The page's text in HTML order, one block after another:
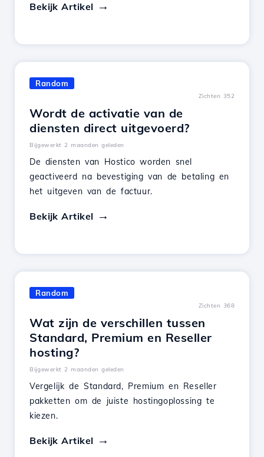
Bekijk Artikel
Random
Zichten 352
Wordt de activatie van de
diensten direct uitgevoerd?
Bijgewerkt 2 maanden geleden
De diensten van Hostico worden snel
geactiveerd na bevestiging van de betaling en
het uitgeven van de factuur.
Bekijk Artikel
Random
Zichten 368
Wat zijn de verschillen tussen
Standard, Premium en Reseller
hosting?
Bijgewerkt 2 maanden geleden
Vergelijk de Standard, Premium en Reseller
pakketten om de juiste hostingoplossing te
kiezen.
Bekijk Artikel